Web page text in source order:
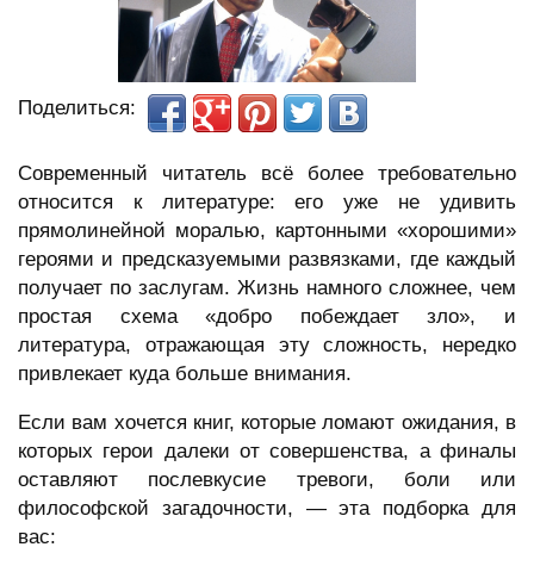
Поделиться:
Современный читатель всё более требовательно
относится к литературе: его уже не удивить
прямолинейной моралью, картонными «хорошими»
героями и предсказуемыми развязками, где каждый
получает по заслугам. Жизнь намного сложнее, чем
простая схема «добро побеждает зло», и
литература, отражающая эту сложность, нередко
привлекает куда больше внимания.
Если вам хочется книг, которые ломают ожидания, в
которых герои далеки от совершенства, а финалы
оставляют послевкусие тревоги, боли или
философской загадочности, — эта подборка для
вас: